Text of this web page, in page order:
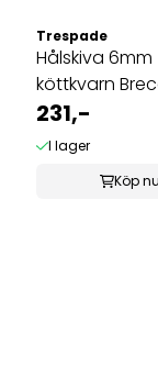
Trespade
Hålskiva 6mm
köttkvarn
1200/TC-12
231,-
I lager
Köp nu